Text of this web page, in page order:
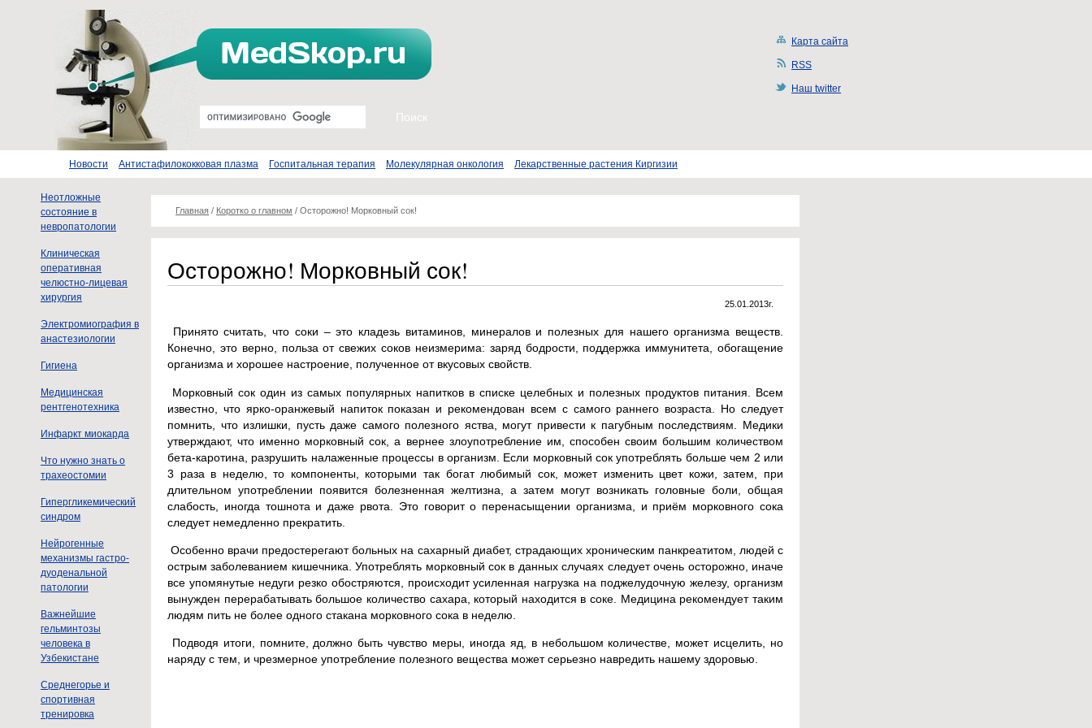
Карта сайта
RSS
Наш twitter
Новости Антистафилококковая плазма Госпитальная терапия Молекулярная онкология Лекарственные растения Киргизии
Неотложные
состояние в
невропатологии
Клиническая
оперативная
челюстно-лицевая
хирургия
Электромиография в
анастезиологии
Гигиена
Медицинская
рентгенотехника
Инфаркт миокарда
Что нужно знать о
трахеостомии
Гипергликемический
синдром
Нейрогенные
механизмы гастро-
дуоденальной
патологии
Важнейшие
гельминтозы
человека в
Узбекистане
Среднегорье и
спортивная
тренировка
Главная / Коротко о главном / Осторожно! Морковный сок!
Осторожно! Морковный сок!
25.01.2013г.
Принято считать, что соки – это кладезь витаминов, минералов и полезных для нашего организма веществ.
Конечно, это верно, польза от свежих соков неизмерима: заряд бодрости, поддержка иммунитета, обогащение
организма и хорошее настроение, полученное от вкусовых свойств.
Морковный сок один из самых популярных напитков в списке целебных и полезных продуктов питания. Всем
известно, что ярко-оранжевый напиток показан и рекомендован всем с самого раннего возраста. Но следует
помнить, что излишки, пусть даже самого полезного яства, могут привести к пагубным последствиям. Медики
утверждают, что именно морковный сок, а вернее злоупотребление им, способен своим большим количеством
бета-каротина, разрушить налаженные процессы в организм. Если морковный сок употреблять больше чем 2 или
3 раза в неделю, то компоненты, которыми так богат любимый сок, может изменить цвет кожи, затем, при
длительном употреблении появится болезненная желтизна, а затем могут возникать головные боли, общая
слабость, иногда тошнота и даже рвота. Это говорит о перенасыщении организма, и приём морковного сока
следует немедленно прекратить.
Особенно врачи предостерегают больных на сахарный диабет, страдающих хроническим панкреатитом, людей с
острым заболеванием кишечника. Употреблять морковный сок в данных случаях следует очень осторожно, иначе
все упомянутые недуги резко обостряются, происходит усиленная нагрузка на поджелудочную железу, организм
вынужден перерабатывать большое количество сахара, который находится в соке. Медицина рекомендует таким
людям пить не более одного стакана морковного сока в неделю.
Подводя итоги, помните, должно быть чувство меры, иногда яд, в небольшом количестве, может исцелить, но
наряду с тем, и чрезмерное употребление полезного вещества может серьезно навредить нашему здоровью.